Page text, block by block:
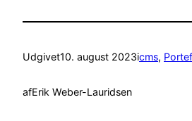
Udgivet10. august 2023icms,
afErik Weber-Lauridsen